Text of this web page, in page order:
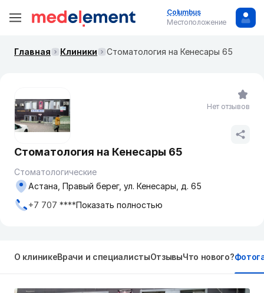
Columbus
Местоположение
Главная Клиники Стоматология на Кенесары 65
Стоматология на Кенесары 65
Стоматологические
Астана, Правый берег, ул. Кенесары, д. 65
+7 707 ****Показать полностью
Нет отзывов
О клиникеВрачи и специалистыОтзывыЧто нового?